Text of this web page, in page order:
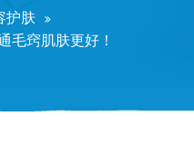
护肤
毛窍肌肤更好！